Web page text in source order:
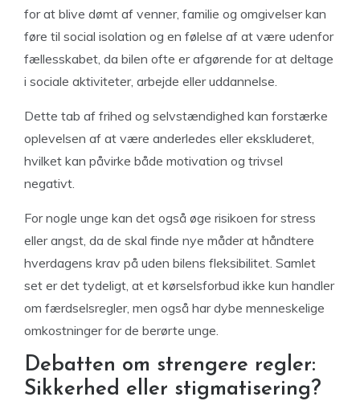
for at blive dømt af venner, familie og omgivelser kan
føre til social isolation og en følelse af at være udenfor
fællesskabet, da bilen ofte er afgørende for at deltage
i sociale aktiviteter, arbejde eller uddannelse.
Dette tab af frihed og selvstændighed kan forstærke
oplevelsen af at være anderledes eller ekskluderet,
hvilket kan påvirke både motivation og trivsel
negativt.
For nogle unge kan det også øge risikoen for stress
eller angst, da de skal finde nye måder at håndtere
hverdagens krav på uden bilens fleksibilitet. Samlet
set er det tydeligt, at et kørselsforbud ikke kun handler
om færdselsregler, men også har dybe menneskelige
omkostninger for de berørte unge.
Debatten om strengere regler:
Sikkerhed eller stigmatisering?